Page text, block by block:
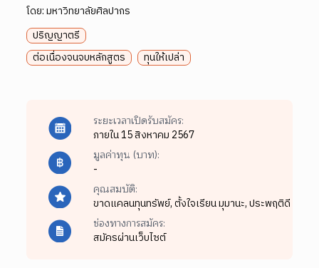
โดย:มหาวิทยาลัยศิลปากร
ปริญญาตรี
ต่อเนื่องจนจบหลักสูตร
ทุนให้เปล่า
ระยะเวลาเปิดรับสมัคร:
ภายใน 15 สิงหาคม 2567
มูลค่าทุน (บาท):
-
คุณสมบัติ:
ขาดแคลนทุนทรัพย์,ตั้งใจเรียน มุมานะ,ประพฤติดี
ช่องทางการสมัคร:
สมัครผ่านเว็บไซต์